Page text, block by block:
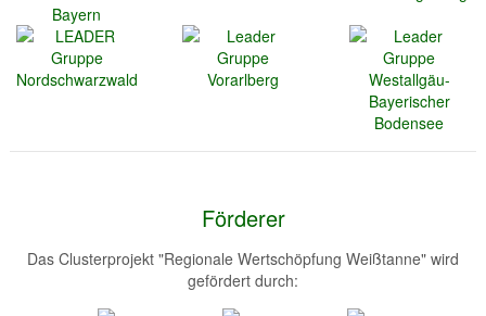
Förderer
Das Clusterprojekt "Regionale Wertschöpfung Weißtanne" wird
gefördert durch: